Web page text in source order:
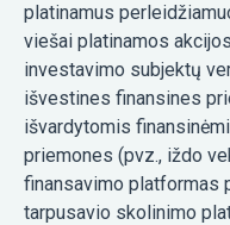
platinamus
viešai platinamos
investavimo subjektų
išvestines finansines
išvardytomis
priemones (pvz., iždo
finansavimo platformas
tarpusavio skolinimo